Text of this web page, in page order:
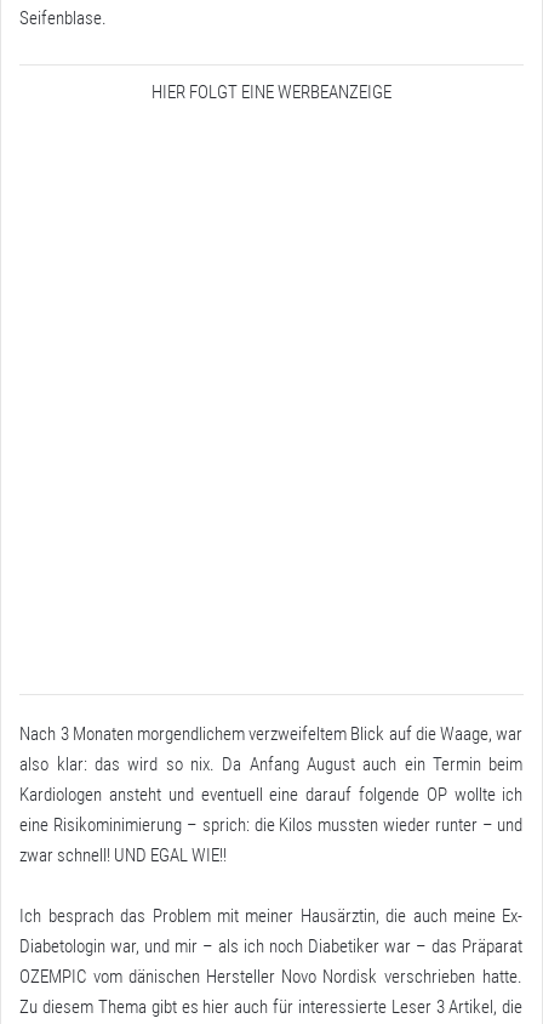
Seifenblase.
HIER FOLGT EINE WERBEANZEIGE
Nach 3 Monaten morgendlichem verzweifeltem Blick auf die Waage, war
also klar: das wird so nix. Da Anfang August auch ein Termin beim
Kardiologen ansteht und eventuell eine darauf folgende OP wollte ich
eine Risikominimierung – sprich: die Kilos mussten wieder runter – und
zwar schnell! UND EGAL WIE!!
Ich besprach das Problem mit meiner Hausärztin, die auch meine Ex-
Diabetologin war, und mir – als ich noch Diabetiker war – das Präparat
OZEMPIC vom dänischen Hersteller Novo Nordisk verschrieben hatte.
Zu diesem Thema gibt es hier auch für interessierte Leser 3 Artikel, die